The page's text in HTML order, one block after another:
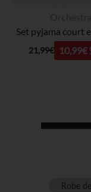
21,99€ 10,99€
Robe